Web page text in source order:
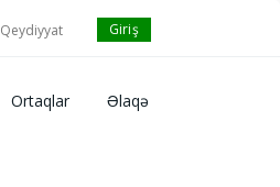
Qeydiyyat Giriş
Ortaqlar Əlaqə